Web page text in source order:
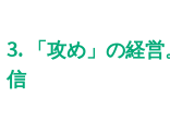
3. 「攻め」の経
信